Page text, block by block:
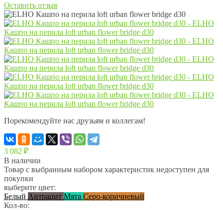
Оставить отзыв
Порекомендуйте нас друзьям и коллегам!
3 082 ₽
В наличии
Товар с выбранным набором характеристик недоступен для
покупки
выберите цвет:
Белый Антрацит Мята Серо-коричневый
Кол-во: